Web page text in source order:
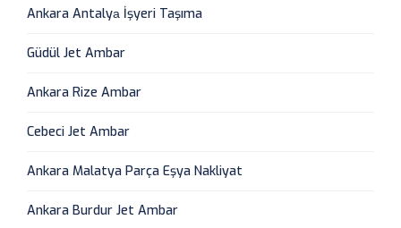
Ankara Antalyа İşyeri Taşıma
Güdül Jet Ambar
Ankara Rize Ambar
Cebeci Jet Ambar
Ankara Malatya Parça Eşya Nakliyat
Ankara Burdur Jet Ambar